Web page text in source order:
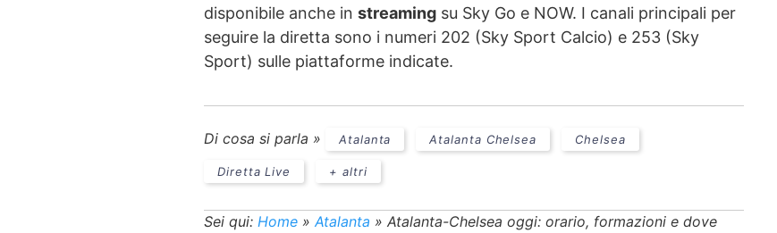
disponibile anche in streaming su Sky Go e NOW. I canali principali per
seguire la diretta sono i numeri 202 (Sky Sport Calcio) e 253 (Sky
Sport) sulle piattaforme indicate.
Di cosa si parla » Atalanta Atalanta Chelsea Chelsea
Diretta Live + altri
Sei qui: Home » Atalanta » Atalanta-Chelsea oggi: orario, formazioni e dove